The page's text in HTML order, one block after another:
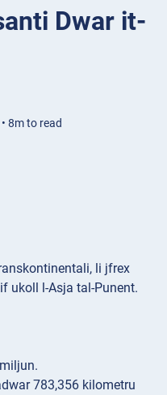
Dwar it-
8m to read
li jfrex
ukoll l-Asja tal-Punent.
783,356 kilometru